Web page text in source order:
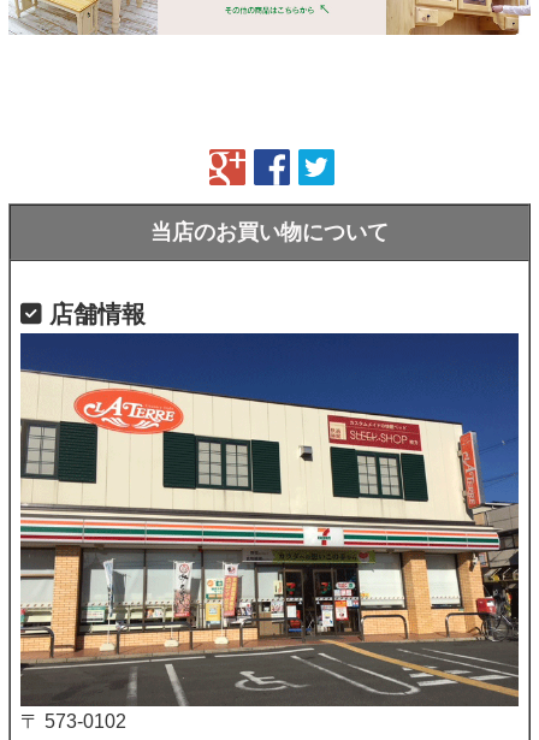
当店のお買い物について
店舗情報
〒 573-0102